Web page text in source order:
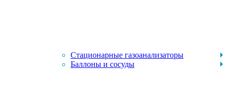
Стационарные газоанализаторы
Баллоны и сосуды